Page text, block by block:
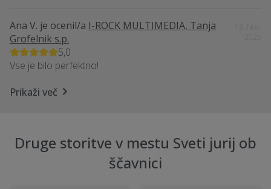
Ana V. je ocenil/a I-ROCK MULTIMEDIA, Tanja
Grofelnik s.p.
5,0
Vse je bilo perfektno!
Prikaži več
Druge storitve v mestu Sveti jurij ob
ščavnici